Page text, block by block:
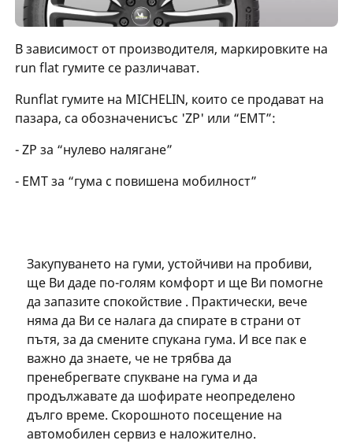
В зависимост от производителя, маркировките на
run flat гумите се различават.
Runflat гумите на MICHELIN, които се продават на
пазара, са обозначенисъс 'ZP' или “EMT”:
- ZP за “нулево налягане”
- EMT за “гума с повишена мобилност”
Закупуването на гуми, устойчиви на пробиви,
ще Ви даде по-голям комфорт и ще Ви помогне
да запазите спокойствие . Практически, вече
няма да Ви се налага да спирате в страни от
пътя, за да смените спукана гума. И все пак е
важно да знаете, че не трябва да
пренебрегвате спукване на гума и да
продължавате да шофирате неопределено
дълго време. Скорошното посещение на
автомобилен сервиз е наложително.